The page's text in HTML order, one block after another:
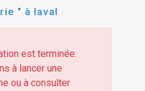
" à laval
est terminée.
à lancer une
ou à consulter